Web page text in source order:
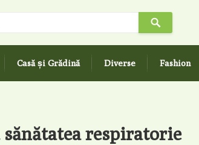
Casă și Grădină Diverse Fashion
respiratorie